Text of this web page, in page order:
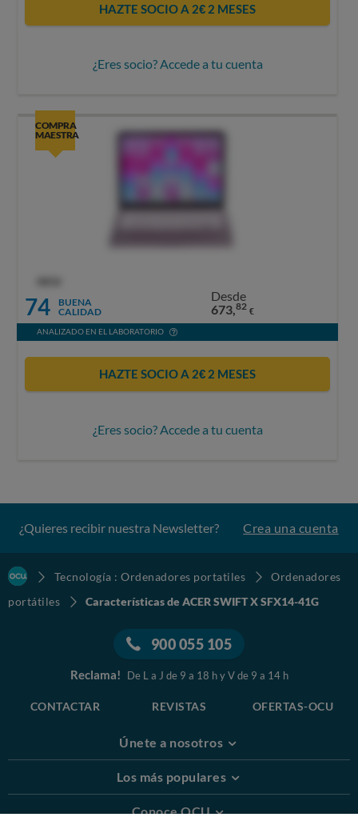
HAZTE SOCIO A 2€ 2 MESES
¿Eres socio? Accede a tu cuenta
COMPRA
MAESTRA
74
BUENA
CALIDAD
Desde
673,82 €
ANALIZADO EN EL LABORATORIO
HAZTE SOCIO A 2€ 2 MESES
¿Eres socio? Accede a tu cuenta
¿Quieres recibir nuestra Newsletter? Crea una cuenta
Tecnología : Ordenadores portatiles
Ordenadores
portátiles
Características de ACER SWIFT X SFX14-41G
900 055 105
Reclama! De L a J de 9 a 18 h y V de 9 a 14 h
CONTACTAR REVISTAS OFERTAS-OCU
Únete a nosotros
Los más populares
Conoce OCU